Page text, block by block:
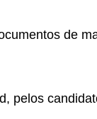
de
pelos